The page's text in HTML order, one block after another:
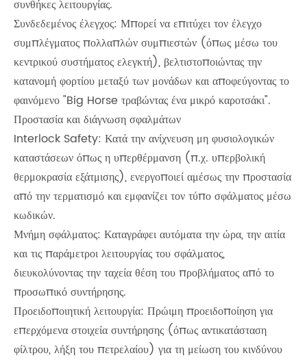
συνθήκες λειτουργίας.
Συνδεδεμένος έλεγχος: Μπορεί να επιτύχει τον έλεγχο
συμπλέγματος πολλαπλών συμπιεστών (όπως μέσω του
κεντρικού συστήματος ελεγκτή), βελτιστοποιώντας την
κατανομή φορτίου μεταξύ των μονάδων και αποφεύγοντας το
φαινόμενο "Big Horse τραβώντας ένα μικρό καροτσάκι".
Προστασία και διάγνωση σφαλμάτων
Interlock Safety: Κατά την ανίχνευση μη φυσιολογικών
καταστάσεων όπως η υπερθέρμανση (π.χ. υπερβολική
θερμοκρασία εξάτμισης), ενεργοποιεί αμέσως την προστασία
από την τερματισμό και εμφανίζει τον τύπο σφάλματος μέσω
κωδικών.
Μνήμη σφάλματος: Καταγράφει αυτόματα την ώρα, την αιτία
και τις παράμετροι λειτουργίας του σφάλματος,
διευκολύνοντας την ταχεία θέση του προβλήματος από το
προσωπικό συντήρησης.
Προειδοποιητική λειτουργία: Πρώιμη προειδοποίηση για
επερχόμενα στοιχεία συντήρησης (όπως αντικατάσταση
φίλτρου, λήξη του πετρελαίου) για τη μείωση του κινδύνου